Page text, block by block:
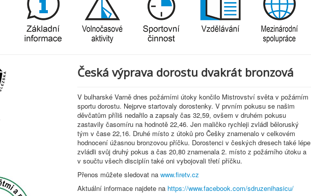
Česká výprava dorostu dvakrát bronzová
V bulharské Varně dnes požárními útoky končilo Mistrovství světa v požárním
sportu dorostu. Nejprve startovaly dorostenky. V prvním pokusu se našim
děvčatům příliš nedařilo a zapsaly čas 32,59, ovšem v druhém pokusu
zastavily časomíru na hodnotě 22,46. Jen maličko rychleji zvládl běloruský
tým v čase 22,16. Druhé místo z útoků pro Češky znamenalo v celkovém
hodnocení úžasnou bronzovou příčku. Dorostenci v českých dresech také lépe
zvládli svůj druhý pokus a čas 20,80 znamenala 2. místo z požárního útoku a
v součtu všech disciplín také oni vybojovali třetí příčku.
Přenos můžete sledovat na www.firetv.cz
Aktuální informace najdete na https://www.facebook.com/sdruzenihasicu/